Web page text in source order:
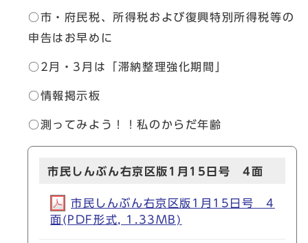
○市・府民税、所得税および復興特別所得税等の
申告はお早めに
○2月・3月は「滞納整理強化期間」
○情報掲示板
○測ってみよう！！私のからだ年齢
市民しんぶん右京区版1月15日号 4面
市民しんぶん右京区版1月15日号 4
面(PDF形式, 1.33MB)